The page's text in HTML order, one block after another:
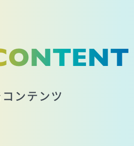
ンテンツ